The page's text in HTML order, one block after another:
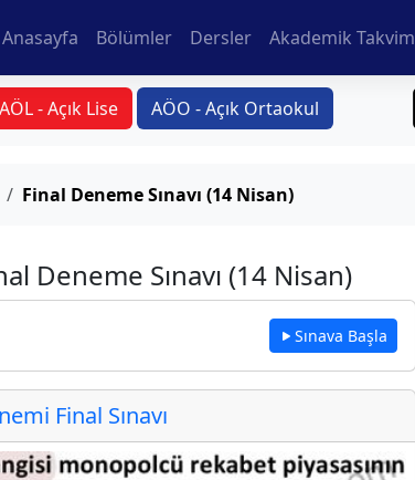
Anasayfa Bölümler Dersler Akademik Takvim
AÖL - Açık Lise AÖO - Açık Ortaokul
Final Deneme Sınavı (14 Nisan)
Deneme Sınavı (14 Nisan)
Sınava Başla
Final Sınavı